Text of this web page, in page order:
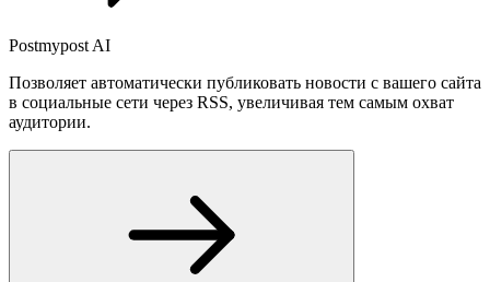
Postmypost AI
Позволяет автоматически публиковать новости с вашего сайта
в социальные сети через RSS, увеличивая тем самым охват
аудитории.